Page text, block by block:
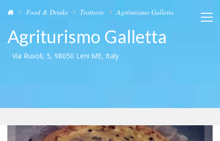
Food & Drinks Trattorie Agriturismo Galletta
Agriturismo Galletta
Via Ruvoli, 5, 98050 Leni ME, Italy